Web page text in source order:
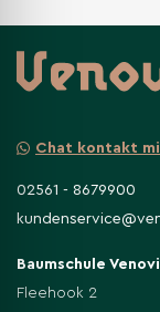
Chat kontakt
02561 - 8679900
Baumschule Venovi
Fleehook 2